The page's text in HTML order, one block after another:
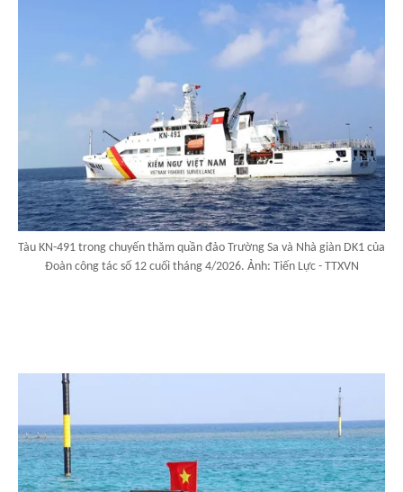
Tàu KN-491 trong chuyến thăm quần đảo Trường Sa và Nhà giàn DK1 của
Đoàn công tác số 12 cuối tháng 4/2026. Ảnh: Tiến Lực - TTXVN